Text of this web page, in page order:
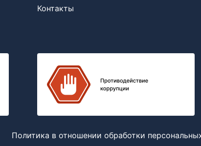
Контакты
Политика в отношении обработки